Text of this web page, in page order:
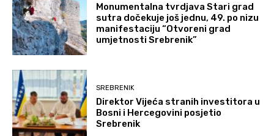
Monumentalna tvrdjava Stari grad
sutra dočekuje još jednu, 49. po nizu
manifestaciju “Otvoreni grad
umjetnosti Srebrenik”
SREBRENIK
Direktor Vijeća stranih investitora u
Bosni i Hercegovini posjetio
Srebrenik